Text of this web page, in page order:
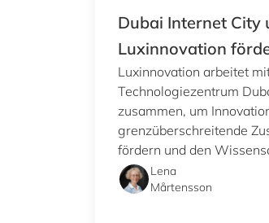
Dubai Internet City
Luxinnovation
Luxinnovation arbeitet
Technologiezentrum
zusammen, um
grenzüberschreitende
fördern und den
unterstützen.
Lena
Mårtensson